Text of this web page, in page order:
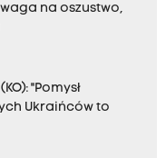
na oszustwo,
"Pomysł
Ukraińców to